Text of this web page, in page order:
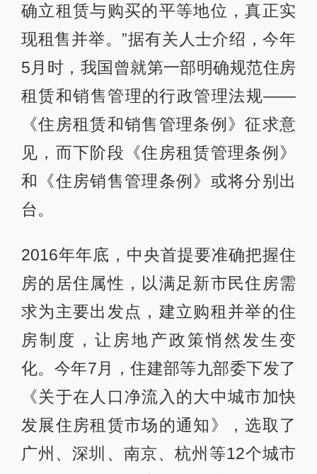
确立租赁与购买的平等地位，真正实
现租售并举。”据有关人士介绍，今年
5月时，我国曾就第一部明确规范住房
租赁和销售管理的行政管理法规——
《住房租赁和销售管理条例》征求意
见，而下阶段《住房租赁管理条例》
和《住房销售管理条例》或将分别出
台。
2016年年底，中央首提要准确把握住
房的居住属性，以满足新市民住房需
求为主要出发点，建立购租并举的住
房制度，让房地产政策悄然发生变
化。今年7月，住建部等九部委下发了
《关于在人口净流入的大中城市加快
发展住房租赁市场的通知》，选取了
广州、深圳、南京、杭州等12个城市